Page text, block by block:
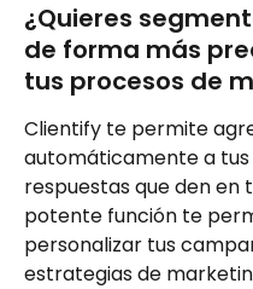
¿Quieres
de forma más
tus procesos de
Clientify te permite
automáticamente a
respuestas que den en
potente función te
personalizar tus
estrategias de